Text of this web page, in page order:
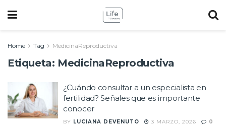
Home Tag MedicinaReproductiva
Etiqueta: MedicinaReproductiva
¿Cuándo consultar a un especialista en
fertilidad? Señales que es importante
conocer
BY LUCIANA DEVENUTO 3 MARZO, 2026
0